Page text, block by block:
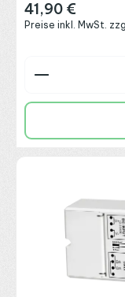
Regulärer Preis:
41,90 €
Preise inkl. MwSt.
Produkt